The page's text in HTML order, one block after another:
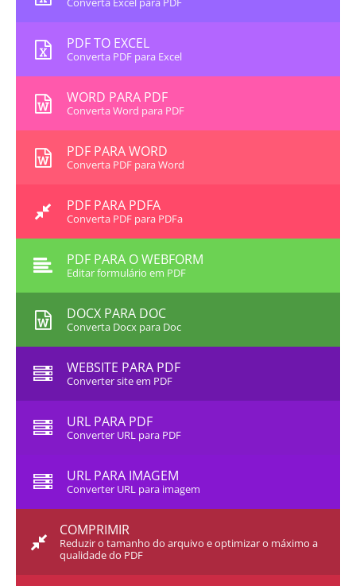
PDF TO EXCEL
Converta PDF para Excel
WORD PARA PDF
Converta Word para PDF
PDF PARA WORD
Converta PDF para Word
PDF PARA PDFA
Converta PDF para PDFa
PDF PARA O WEBFORM
Editar formulário em PDF
DOCX PARA DOC
Converta Docx para Doc
WEBSITE PARA PDF
Converter site em PDF
URL PARA PDF
Converter URL para PDF
URL PARA IMAGEM
Converter URL para imagem
COMPRIMIR
Reduzir o tamanho do arquivo e optimizar o máximo a
qualidade do PDF